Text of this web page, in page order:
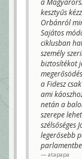
kesztyűs
Orbánról
Sajátos
ciklusban
személy
biztosítékot
a Fidesz
ami
netán a
szerepe
legerősebb
atapapa